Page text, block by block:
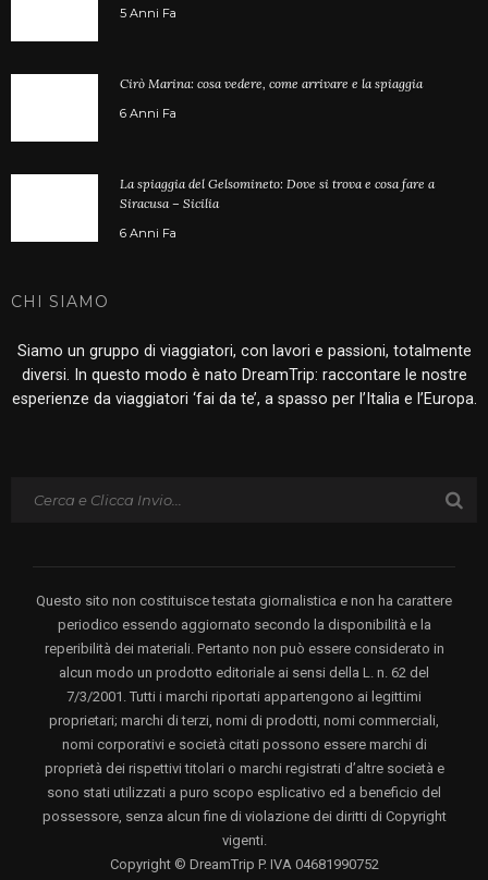
5 Anni Fa
Cirò Marina: cosa vedere, come arrivare e la spiaggia
6 Anni Fa
La spiaggia del Gelsomineto: Dove si trova e cosa fare a
Siracusa – Sicilia
6 Anni Fa
CHI SIAMO
Siamo un gruppo di viaggiatori, con lavori e passioni, totalmente
diversi. In questo modo è nato DreamTrip: raccontare le nostre
esperienze da viaggiatori ‘fai da te’, a spasso per l’Italia e l’Europa.
Questo sito non costituisce testata giornalistica e non ha carattere
periodico essendo aggiornato secondo la disponibilità e la
reperibilità dei materiali. Pertanto non può essere considerato in
alcun modo un prodotto editoriale ai sensi della L. n. 62 del
7/3/2001. Tutti i marchi riportati appartengono ai legittimi
proprietari; marchi di terzi, nomi di prodotti, nomi commerciali,
nomi corporativi e società citati possono essere marchi di
proprietà dei rispettivi titolari o marchi registrati d’altre società e
sono stati utilizzati a puro scopo esplicativo ed a beneficio del
possessore, senza alcun fine di violazione dei diritti di Copyright
vigenti.
Copyright © DreamTrip P. IVA 04681990752